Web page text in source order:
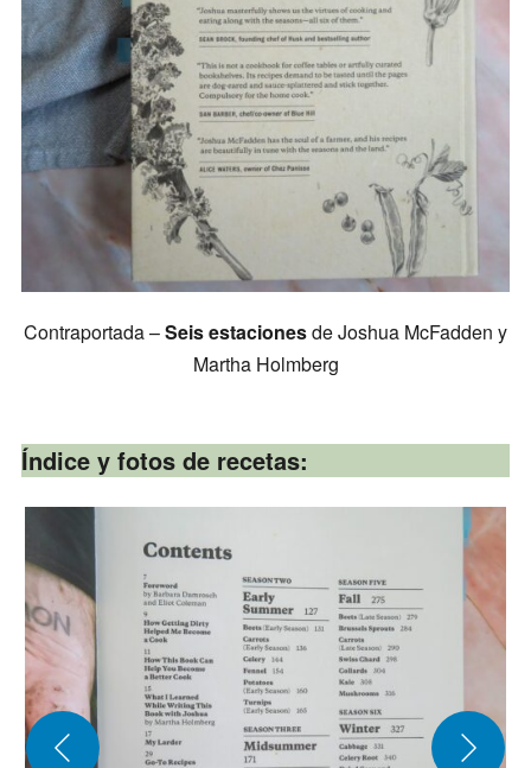
Contraportada –Seisestacionesde Joshua McFadden y
Martha Holmberg
Índice y fotos de recetas: